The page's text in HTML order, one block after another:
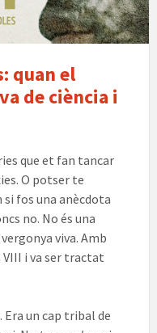
quan el
de ciència i
que et fan tancar
O potser te
fos una anècdota
no. No és una
viva. Amb
VIII i va ser tractat
Era un cap tribal de